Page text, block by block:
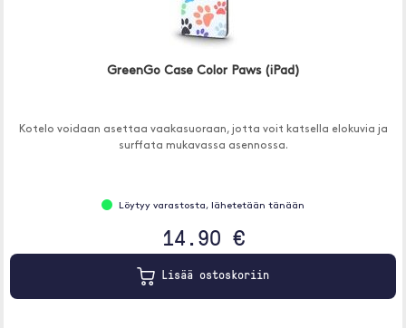
GreenGo Case Color Paws (iPad)
Kotelo voidaan asettaa vaakasuoraan, jotta voit katsella elokuvia ja
surffata mukavassa asennossa.
Löytyy varastosta, lähetetään tänään
14.90 €
Lisää ostoskoriin